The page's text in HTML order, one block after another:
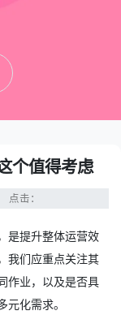
个值得考虑
点击：
是提升整体运营效
我们应重点关注其
作业，以及是否具
化需求。